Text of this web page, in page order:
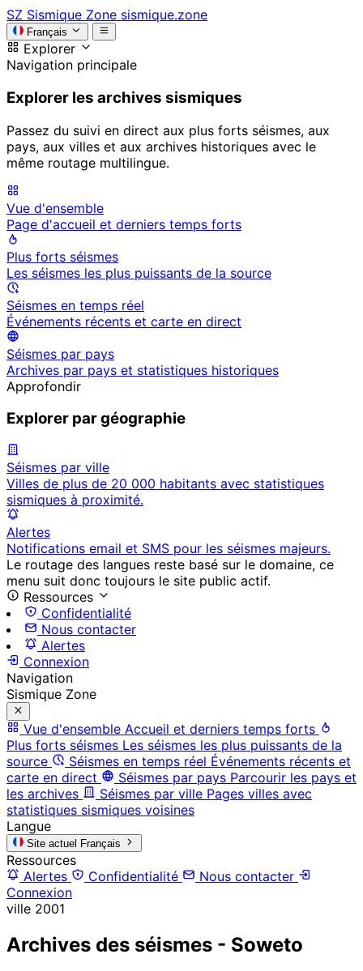
SZ Sismique Zone sismique.zone
Français
Explorer
Navigation principale
Explorer les archives sismiques
Passez du suivi en direct aux plus forts séismes, aux
pays, aux villes et aux archives historiques avec le
même routage multilingue.
Vue d'ensemble
Page d'accueil et derniers temps forts
Plus forts séismes
Les séismes les plus puissants de la source
Séismes en temps réel
Événements récents et carte en direct
Séismes par pays
Archives par pays et statistiques historiques
Approfondir
Explorer par géographie
Séismes par ville
Villes de plus de 20 000 habitants avec statistiques
sismiques à proximité.
Alertes
Notifications email et SMS pour les séismes majeurs.
Le routage des langues reste basé sur le domaine, ce
menu suit donc toujours le site public actif.
Ressources
Confidentialité
Nous contacter
Alertes
Connexion
Navigation
Sismique Zone
Vue d'ensemble Accueil et derniers temps forts
Plus forts séismes Les séismes les plus puissants de la
source
Séismes en temps réel Événements récents et
carte en direct
Séismes par pays Parcourir les pays et
les archives
Séismes par ville Pages villes avec
statistiques sismiques voisines
Langue
Site actuel Français
Ressources
Alertes
Confidentialité
Nous contacter
Connexion
ville 2001
Archives des séismes - Soweto